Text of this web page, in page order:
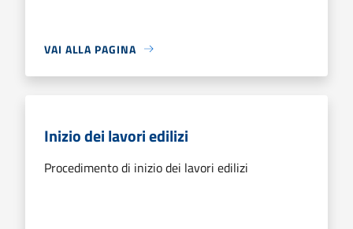
VAI ALLA PAGINA
Inizio dei lavori edilizi
Procedimento di inizio dei lavori edilizi